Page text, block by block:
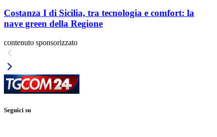
Costanza I di Sicilia, tra tecnologia e comfort: la
nave green della Regione
contenuto sponsorizzato
Seguici su